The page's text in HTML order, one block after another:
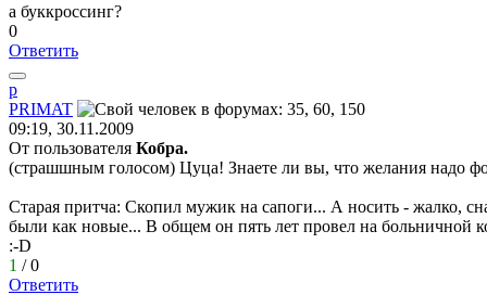
а буккроссинг?
0
Ответить
p
PRIMAT
09:19, 30.11.2009
От пользователя Кобра.
(страшшным голосом) Цуца! Знаете ли вы, что желания надо
Старая притча: Скопил мужик на сапоги... А носить - жалко,
были как новые... В общем он пять лет провел на больничной
:-D
1 /0
Ответить